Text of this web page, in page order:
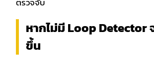
หากไม่มี Loop Detector จ
ขึ้น